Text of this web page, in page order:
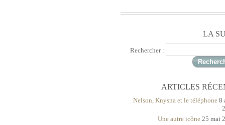
LA
Rechercher :
ARTICLES
Nelson, Knysna et le téléphone 8
Une autre icône 25 mai